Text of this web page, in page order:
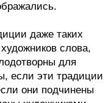
даже таких
слова,
для
если эти традиции
они подчинены